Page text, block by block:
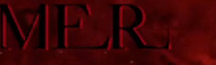
Ajouter à ma collection